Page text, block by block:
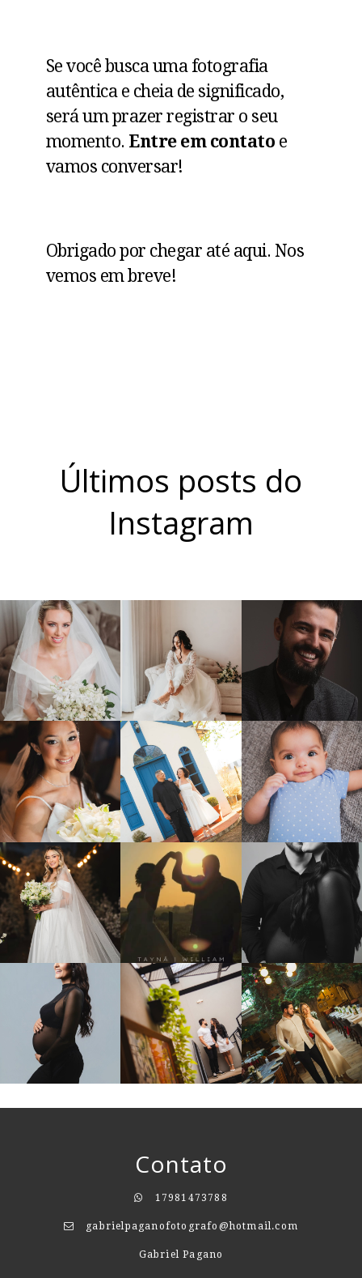
Se você busca uma fotografia
autêntica e cheia de significado,
será um prazer registrar o seu
momento. Entre em contato e
vamos conversar!
Obrigado por chegar até aqui. Nos
vemos em breve!
Últimos posts do
Instagram
Contato
17981473788
gabrielpaganofotografo@hotmail.com
Gabriel Pagano